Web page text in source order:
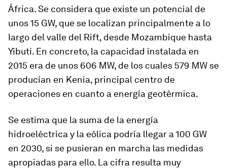
África. Se considera que existe un potencial de
unos 15 GW, que se localizan principalmente a lo
largo del valle del Rift, desde Mozambique hasta
Yibuti. En concreto, la capacidad instalada en
2015 era de unos 606 MW, de los cuales 579 MW se
producían en Kenia, principal centro de
operaciones en cuanto a energía geotérmica.
Se estima que la suma de la energía
hidroeléctrica y la eólica podría llegar a 100 GW
en 2030, si se pusieran en marcha las medidas
apropiadas para ello. La cifra resulta muy